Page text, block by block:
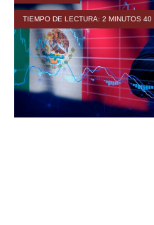
TIEMPO DE LECTURA: 2 MINUTOS 40